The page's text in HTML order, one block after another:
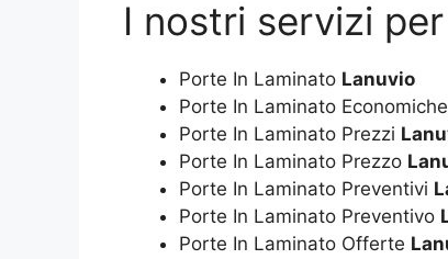
I nostri servizi per
Porte In Laminato Lanuvio
Porte In Laminato Economiche
Porte In Laminato Prezzi
Porte In Laminato Prezzo
Porte In Laminato Preventivi
Porte In Laminato Preventivo
Porte In Laminato Offerte